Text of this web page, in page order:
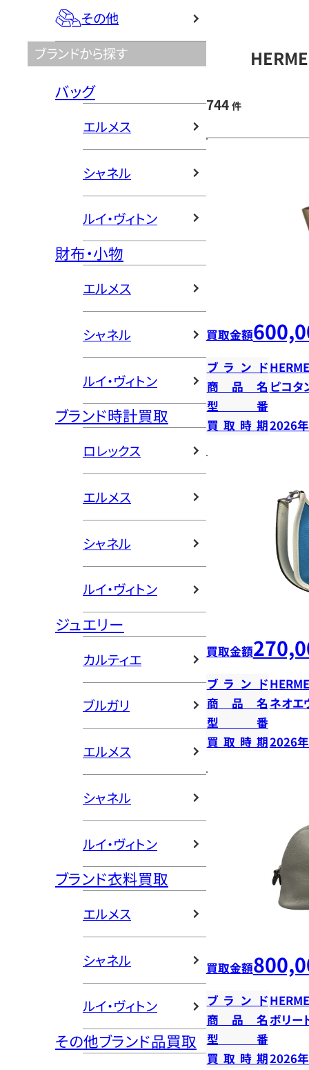
その他
ブランドから探す
バッグ
エルメス
シャネル
ルイ・ヴィトン
財布・小物
エルメス
シャネル
ルイ・ヴィトン
ブランド時計買取
ロレックス
エルメス
シャネル
ルイ・ヴィトン
ジュエリー
カルティエ
ブルガリ
エルメス
シャネル
ルイ・ヴィトン
ブランド衣料買取
エルメス
シャネル
ルイ・ヴィトン
その他ブランド品買取
744 件
買取金額
ブランド
商品名 ピコタ
型番
買取時期2026
買取金額
ブランド
商品名 ネオエ
型番
買取時期2026
買取金額
ブランド
商品名ボリー
型番
買取時期2026